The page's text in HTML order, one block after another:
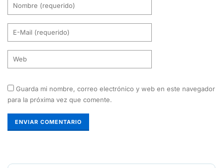
Guarda mi nombre, correo electrónico y web en este navegador
para la próxima vez que comente.